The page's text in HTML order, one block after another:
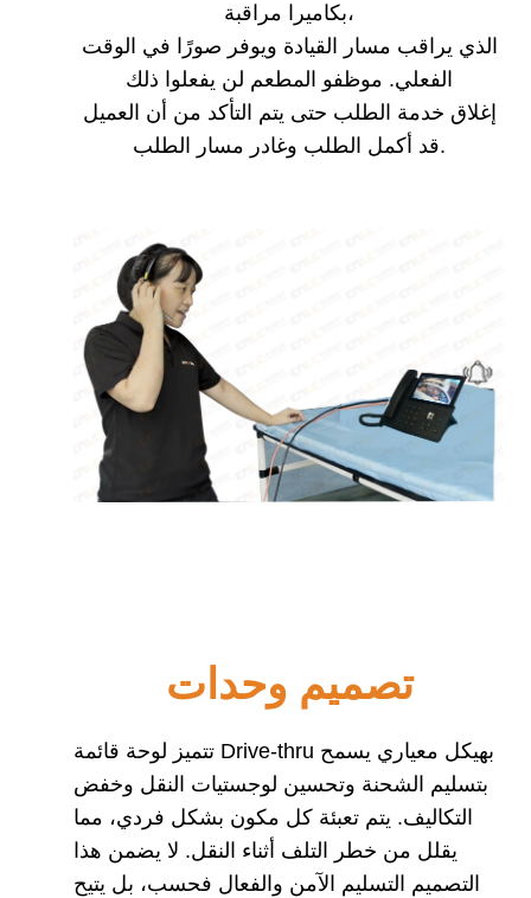
بكاميرا مراقبة،
الذي يراقب مسار القيادة ويوفر صورًا في الوقت
الفعلي. موظفو المطعم لن يفعلوا ذلك
إغلاق خدمة الطلب حتى يتم التأكد من أن العميل
قد أكمل الطلب وغادر مسار الطلب.
تصميم وحدات
تتميز لوحة قائمة Drive-thru بهيكل معياري يسمح
بتسليم الشحنة وتحسين لوجستيات النقل وخفض
التكاليف. يتم تعبئة كل مكون بشكل فردي، مما
يقلل من خطر التلف أثناء النقل. لا يضمن هذا
التصميم التسليم الآمن والفعال فحسب، بل يتيح